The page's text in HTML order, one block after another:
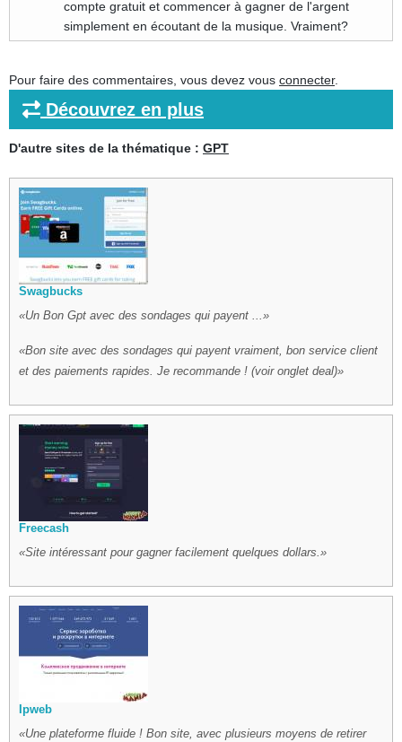
compte gratuit et commencer à gagner de l'argent
simplement en écoutant de la musique. Vraiment?
Pour faire des commentaires, vous devez vous connecter.
Découvrez en plus
D'autre sites de la thématique : GPT
Swagbucks
Un Bon Gpt avec des sondages qui payent ...
Bon site avec des sondages qui payent vraiment, bon service client
et des paiements rapides. Je recommande ! (voir onglet deal)
Freecash
Site intéressant pour gagner facilement quelques dollars.
Ipweb
Une plateforme fluide ! Bon site, avec plusieurs moyens de retirer